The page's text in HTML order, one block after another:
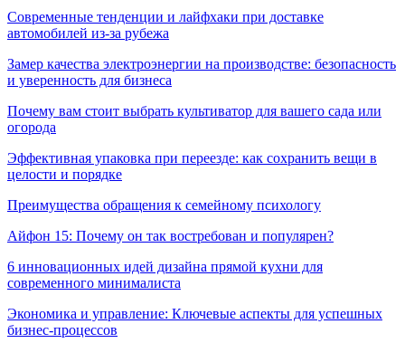
Современные тенденции и лайфхаки при доставке
автомобилей из-за рубежа
Замер качества электроэнергии на производстве: безопасность
и уверенность для бизнеса
Почему вам стоит выбрать культиватор для вашего сада или
огорода
Эффективная упаковка при переезде: как сохранить вещи в
целости и порядке
Преимущества обращения к семейному психологу
Айфон 15: Почему он так востребован и популярен?
6 инновационных идей дизайна прямой кухни для
современного минималиста
Экономика и управление: Ключевые аспекты для успешных
бизнес-процессов